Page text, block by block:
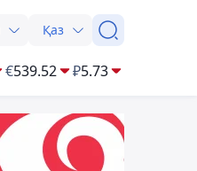
Қаз
€539.52 ₽5.73